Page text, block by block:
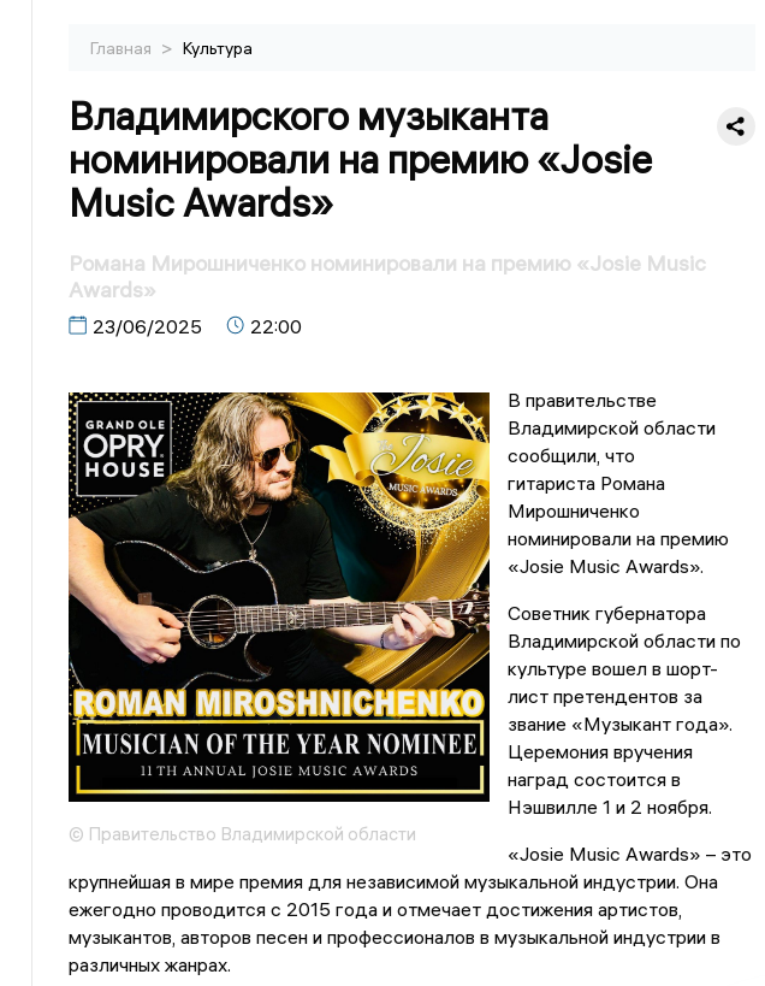
Главная > Культура
Владимирского музыканта
номинировали на премию «Josie
Music Awards»
Романа Мирошниченко номинировали на премию «Josie Music
Awards»
23/06/2025 22:00
© Правительство Владимирской области
В правительстве
Владимирской области
сообщили, что
гитариста Романа
Мирошниченко
номинировали на премию
«Josie Music Awards».
Советник губернатора
Владимирской области по
культуре вошел в шорт-
лист претендентов за
звание «Музыкант года».
Церемония вручения
наград состоится в
Нэшвилле 1 и 2 ноября.
«Josie Music Awards» – это
крупнейшая в мире премия для независимой музыкальной индустрии. Она
ежегодно проводится с 2015 года и отмечает достижения артистов,
музыкантов, авторов песен и профессионалов в музыкальной индустрии в
различных жанрах.